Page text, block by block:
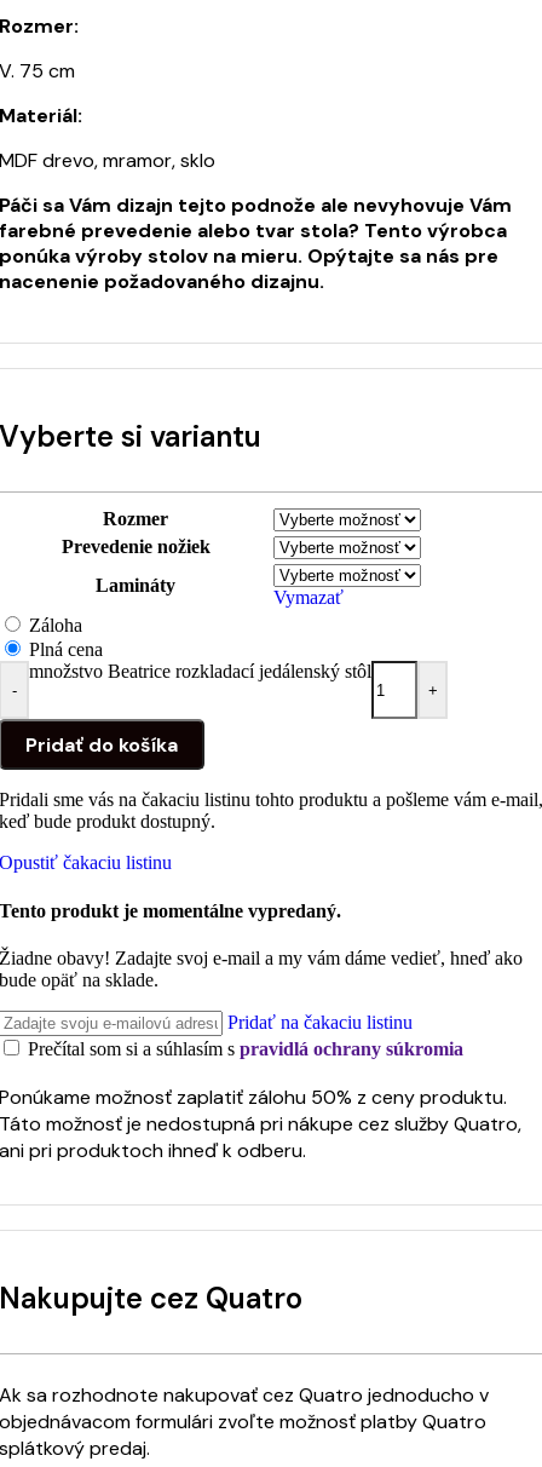
Rozmer:
V. 75 cm
Materiál:
MDF drevo, mramor, sklo
Páči sa Vám dizajn tejto podnože ale nevyhovuje Vám
farebné prevedenie alebo tvar stola? Tento výrobca
ponúka výroby stolov na mieru. Opýtajte sa nás pre
nacenenie požadovaného dizajnu.
Vyberte si variantu
Rozmer
Prevedenie nožiek
Lamináty
Vymazať
Záloha
Plná cena
-
množstvo Beatrice rozkladací jedálenský stôl
+
Pridať do košíka
Pridali sme vás na čakaciu listinu tohto produktu a pošleme vám e-mail,
keď bude produkt dostupný.
Opustiť čakaciu listinu
Tento produkt je momentálne vypredaný.
Žiadne obavy! Zadajte svoj e-mail a my vám dáme vedieť, hneď ako
bude opäť na sklade.
Pridať na čakaciu listinu
Prečítal som si a súhlasím s pravidlá ochrany súkromia
Ponúkame možnosť zaplatiť zálohu 50% z ceny produktu.
Táto možnosť je nedostupná pri nákupe cez služby Quatro,
ani pri produktoch ihneď k odberu.
Nakupujte cez Quatro
Ak sa rozhodnote nakupovať cez Quatro jednoducho v
objednávacom formulári zvoľte možnosť platby Quatro
splátkový predaj.